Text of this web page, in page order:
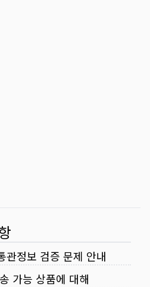
관정보 검증 문제 안내
가능 상품에 대해